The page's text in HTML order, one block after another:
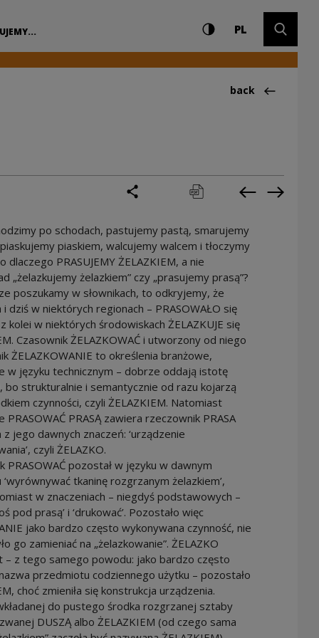
Centrum
Settings and search
High contrast
PLCHANGE
Back
back
print pobierz Previous
Next
po schodach, pastujemy pastą, smarujemy
piaskiem, walcujemy walcem i tłoczymy
dlaczego PRASUJEMY ŻELAZKIEM, a nie
„żelazkujemy żelazkiem” czy „prasujemy prasą”?
poszukamy w słownikach, to odkryjemy, że
i dziś w niektórych regionach – PRASOWAŁO się
z kolei w niektórych środowiskach ŻELAZKUJE się
Czasownik ŻELAZKOWAĆ i utworzony od niego
ŻELAZKOWANIE to określenia branżowe,
w języku technicznym – dobrze oddają istotę
bo strukturalnie i semantycznie od razu kojarzą
czynności, czyli ŻELAZKIEM. Natomiast
PRASOWAĆ PRASĄ zawiera rzeczownik PRASA
jego dawnych znaczeń: ‘urządzenie
czyli ŻELAZKO.
PRASOWAĆ pozostał w języku w dawnym
‘wyrównywać tkaninę rozgrzanym żelazkiem’,
w znaczeniach – niegdyś podstawowych –
pod prasą’ i ‘drukować’. Pozostało więc
jako bardzo często wykonywana czynność, nie
go zamieniać na „żelazkowanie”. ŻELAZKO
– z tego samego powodu: jako bardzo często
przedmiotu codziennego użytku – pozostało
choć zmieniła się konstrukcja urządzenia.
do pustego środka rozgrzanej sztaby
DUSZĄ albo ŻELAZKIEM (od czego sama